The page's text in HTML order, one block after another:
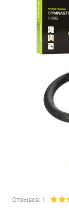
Отзывов: 1